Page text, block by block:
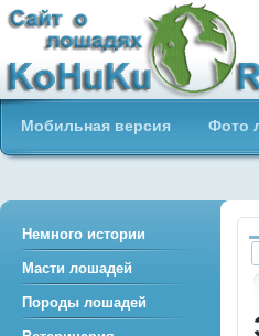
Сайт о лошадях
Приветствуем всех
лошадей и конного
Мобильная версия Фото
Немного истории
Масти лошадей
Породы лошадей